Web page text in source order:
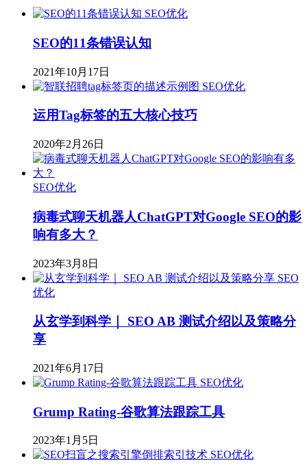
SEO优化
SEO的11条错误认知
2021年10月17日
SEO优化
运用Tag标签的五大核心技巧
2020年2月26日
SEO优化
病毒式聊天机器人ChatGPT对Google SEO的影
响有多大？
2023年3月8日
SEO
优化
从玄学到科学｜ SEO AB 测试介绍以及策略分
享
2021年6月17日
SEO优化
Grump Rating-谷歌算法跟踪工具
2023年1月5日
SEO优化